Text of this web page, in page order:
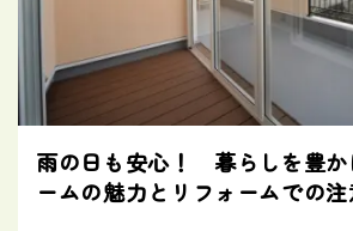
雨の日も安心！ 暮らしを豊か
ームの魅力とリフォームでの